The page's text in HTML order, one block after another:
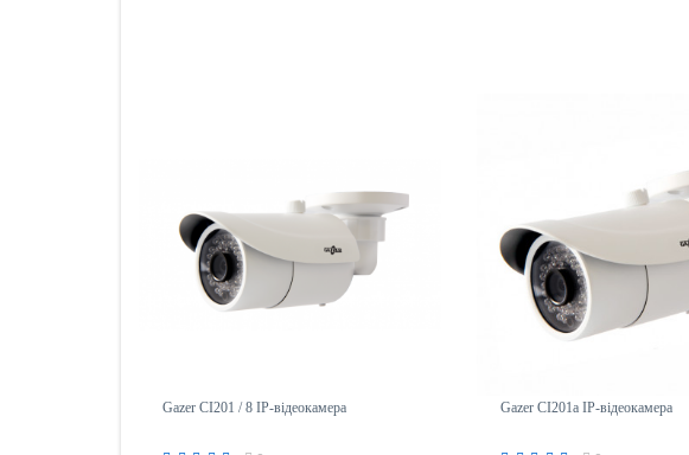
Gazer CI201 / 8 IP-відеокамера Gazer CI201a IP-відеокамера